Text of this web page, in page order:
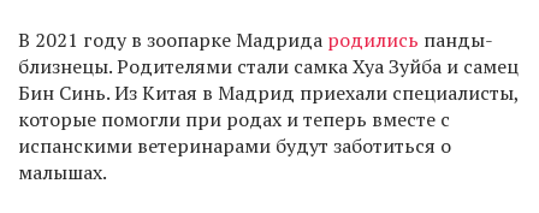
В 2021 году в зоопарке Мадрида родились панды-
близнецы. Родителями стали самка Хуа Зуйба и самец
Бин Синь. Из Китая в Мадрид приехали специалисты,
которые помогли при родах и теперь вместе с
испанскими ветеринарами будут заботиться о
малышах.